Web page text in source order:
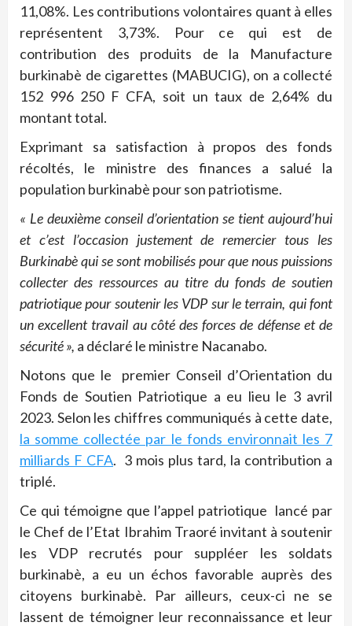
11,08%. Les contributions volontaires quant à elles
représentent 3,73%. Pour ce qui est de
contribution des produits de la Manufacture
burkinabè de cigarettes (MABUCIG), on a collecté
152 996 250 F CFA, soit un taux de 2,64% du
montant total.
Exprimant sa satisfaction à propos des fonds
récoltés, le ministre des finances a salué la
population burkinabè pour son patriotisme.
« Le deuxième conseil d’orientation se tient aujourd’hui
et c’est l’occasion justement de remercier tous les
Burkinabè qui se sont mobilisés pour que nous puissions
collecter des ressources au titre du fonds de soutien
patriotique pour soutenir les VDP sur le terrain, qui font
un excellent travail au côté des forces de défense et de
sécurité », a déclaré le ministre Nacanabo.
Notons que le premier Conseil d’Orientation du
Fonds de Soutien Patriotique a eu lieu le 3 avril
2023. Selon les chiffres communiqués à cette date,
la somme collectée par le fonds environnait les 7
milliards F CFA. 3 mois plus tard, la contribution a
triplé.
Ce qui témoigne que l’appel patriotique lancé par
le Chef de l’Etat Ibrahim Traoré invitant à soutenir
les VDP recrutés pour suppléer les soldats
burkinabè, a eu un échos favorable auprès des
citoyens burkinabè. Par ailleurs, ceux-ci ne se
lassent de témoigner leur reconnaissance et leur